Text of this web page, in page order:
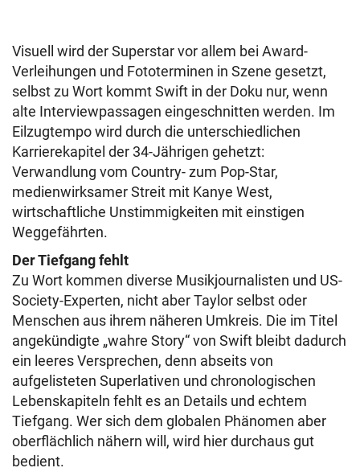
Visuell wird der Superstar vor allem bei Award-
Verleihungen und Fototerminen in Szene gesetzt,
selbst zu Wort kommt Swift in der Doku nur, wenn
alte Interviewpassagen eingeschnitten werden. Im
Eilzugtempo wird durch die unterschiedlichen
Karrierekapitel der 34-Jährigen gehetzt:
Verwandlung vom Country- zum Pop-Star,
medienwirksamer Streit mit Kanye West,
wirtschaftliche Unstimmigkeiten mit einstigen
Weggefährten.
Der Tiefgang fehlt
Zu Wort kommen diverse Musikjournalisten und US-
Society-Experten, nicht aber Taylor selbst oder
Menschen aus ihrem näheren Umkreis. Die im Titel
angekündigte „wahre Story“ von Swift bleibt dadurch
ein leeres Versprechen, denn abseits von
aufgelisteten Superlativen und chronologischen
Lebenskapiteln fehlt es an Details und echtem
Tiefgang. Wer sich dem globalen Phänomen aber
oberflächlich nähern will, wird hier durchaus gut
bedient.